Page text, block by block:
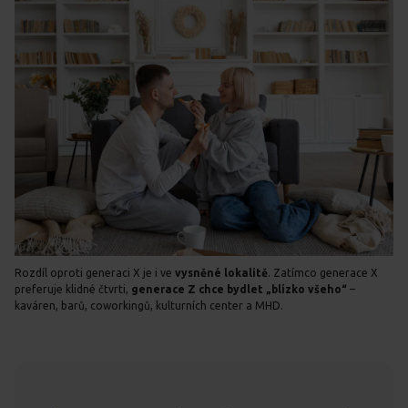
Rozdíl oproti generaci X je i ve vysněné lokalitě. Zatímco generace X
preferuje klidné čtvrti, generace Z chce bydlet „blízko všeho“ –
kaváren, barů, coworkingů, kulturních center a MHD.